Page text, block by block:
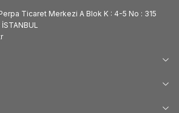
Ticaret Merkezi A Blok K : 4-5 No : 315